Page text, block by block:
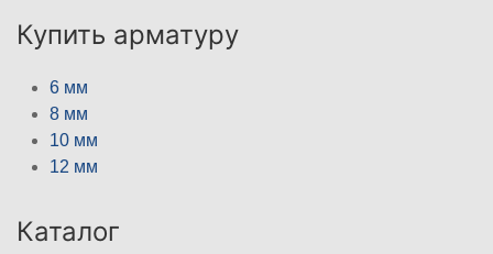
Купить арматуру
6 мм
8 мм
10 мм
12 мм
Каталог